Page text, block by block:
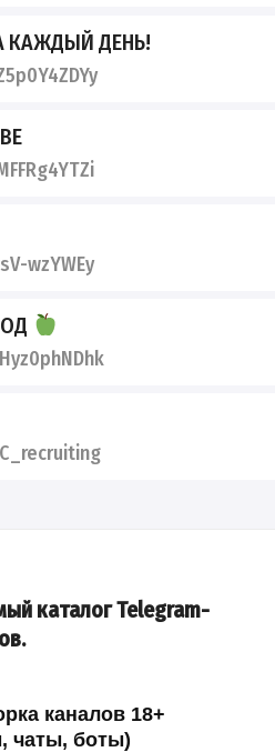
КАЖДЫЙ ДЕНЬ!
wzYWEy
каталог Telegram-
каналов 18+
чаты, боты)